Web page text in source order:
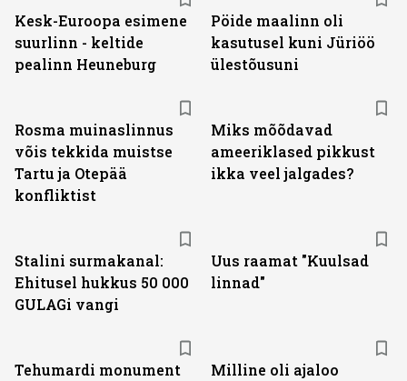
Kesk-Euroopa esimene
suurlinn - keltide
pealinn Heuneburg
Pöide maalinn oli
kasutusel kuni Jüriöö
ülestõusuni
Rosma muinaslinnus
võis tekkida muistse
Tartu ja Otepää
konfliktist
Miks mõõdavad
ameeriklased pikkust
ikka veel jalgades?
Stalini surmakanal:
Ehitusel hukkus 50 000
GULAGi vangi
Uus raamat "Kuulsad
linnad"
Tehumardi monument
Milline oli ajaloo